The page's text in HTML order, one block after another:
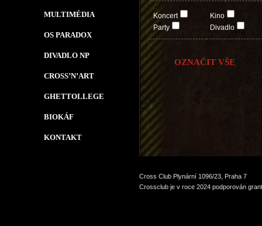
MULTIMÉDIA
OS PARADOX
DIVADLO NP
CROSS’N’ART
GHETTOLLEGE
BIOKÁF
KONTAKT
Koncert
Party
Kino
Divadlo
OZNAČIT VŠE
Cross Club Plynární 1096/23, Praha 7
Crossclub je v roce 2024 podporován